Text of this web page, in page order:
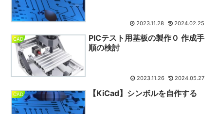
2023.11.28 2024.02.25
CAD
PICテスト用基板の製作０ 作成手
順の検討
2023.11.26 2024.05.27
CAD 【KiCad】シンボルを自作する